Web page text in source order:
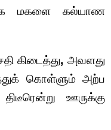
மகளை கல்யாண
கிடைத்து,அவளது
கொள்ளும் அற்ப
ஊருக்கு